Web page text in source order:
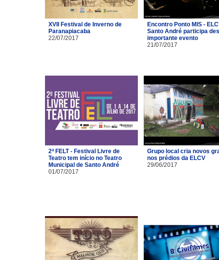
XVII Festival de Inverno de
Paranapiacaba
22/07/2017
Encontro Ponto MIS -
Santo André participa
importante evento
21/07/2017
2ª FELT - Festival Livre de
Teatro tem início no Teatro
Municipal de Santo André
01/07/2017
Grupo local cria novos
nos prédios da ELCV
29/06/2017